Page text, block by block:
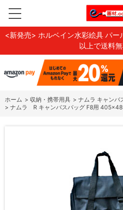
<新発売> ホルベイン水彩絵具 パー
以上で送料無
ホーム > 収納・携帯用具 > ナムラ キャンバ
> ナムラ R キャンバスバッグ F8用